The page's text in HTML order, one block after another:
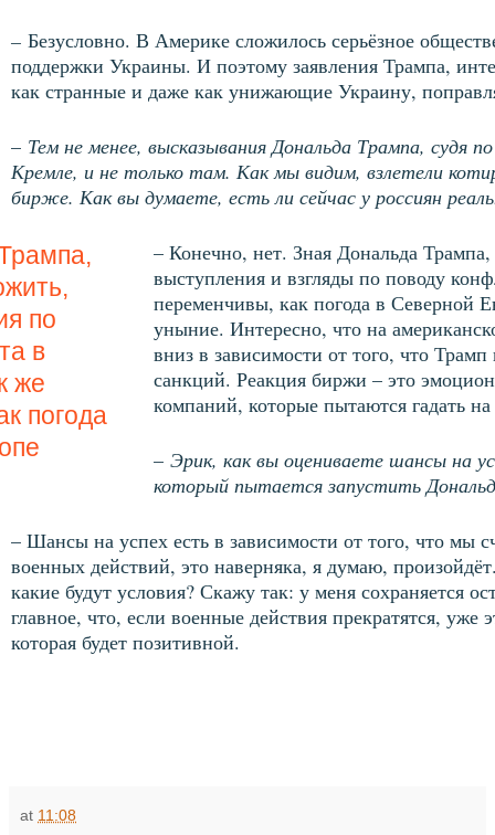
– Безусловно. В Америке сложилось серьёзное
поддержки Украины. И поэтому заявления Трампа,
как странные и даже как унижающие Украину,
– Тем не менее, высказывания Дональда Трампа, судя
Кремле, и не только там. Как мы видим, взлетели
бирже. Как вы думаете, есть ли сейчас у россиян
по
в
же
погода
– Конечно, нет. Зная Дональда
выступления и взгляды по поводу
переменчивы, как погода в Северной
уныние. Интересно, что на
вниз в зависимости от того, что
санкций. Реакция биржи – это
компаний, которые пытаются гадать
– Эрик, как вы оцениваете шансы на
который пытается запустить
– Шансы на успех есть в зависимости от того, что мы
военных действий, это наверняка, я думаю,
какие будут условия? Скажу так: у меня сохраняется
главное, что, если военные действия прекратятся, уже
которая будет позитивной.
at 11:08